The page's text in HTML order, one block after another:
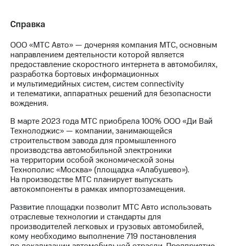
Справка
ООО «МТС Авто» — дочерняя компания МТС, основным
направлением деятельности которой является
предоставление скоростного интернета в автомобилях,
разработка бортовых информационных
и мультимедийных систем, систем connectivity
и телематики, аппаратных решений для безопасности
вождения.
В марте 2023 года МТС приобрела 100% ООО «Ди Вай
Технолоджис» — компании, занимающейся
строительством завода для промышленного
производства автомобильной электроники
на территории особой экономической зоны
Технополис «Москва» (площадка «Алабушево»).
На производстве МТС планирует выпускать
автокомпоненты в рамках импортозамещения.
Развитие площадки позволит МТС Авто использовать
отраслевые технологии и стандарты для
производителей легковых и грузовых автомобилей,
кому необходимо выполнение 719 постановления